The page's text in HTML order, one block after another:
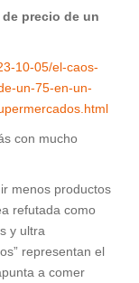
precio de un
10-05/el-caos-
un-75-en-un-
con mucho
menos productos
refutada como
y ultra
representan el
a comer